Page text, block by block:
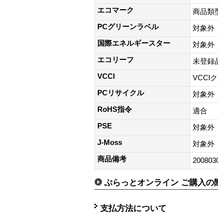
エコマーク
商品類
PCグリーンラベル
対象外
国際エネルギースター
対象外
エコリーフ
未登録
VCCI
VCCI
PCリサイクル
対象外
RoHS指令
適合
PSE
対象外
J-Moss
対象外
商品備考
ぷらっとオンライン ご購入の
支払方法について